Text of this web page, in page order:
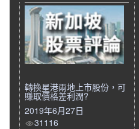
轉換星港兩地上市股份，可
賺取價格差利潤?
2019年6月27日
31116